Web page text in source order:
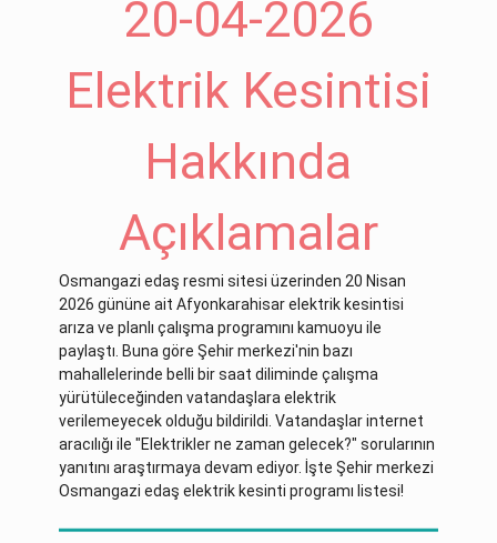
20-04-2026
Elektrik Kesintisi
Hakkında
Açıklamalar
Osmangazi edaş resmi sitesi üzerinden 20 Nisan
2026 gününe ait Afyonkarahisar elektrik kesintisi
arıza ve planlı çalışma programını kamuoyu ile
paylaştı. Buna göre Şehir merkezi'nin bazı
mahallelerinde belli bir saat diliminde çalışma
yürütüleceğinden vatandaşlara elektrik
verilemeyecek olduğu bildirildi. Vatandaşlar internet
aracılığı ile "Elektrikler ne zaman gelecek?" sorularının
yanıtını araştırmaya devam ediyor. İşte Şehir merkezi
Osmangazi edaş elektrik kesinti programı listesi!